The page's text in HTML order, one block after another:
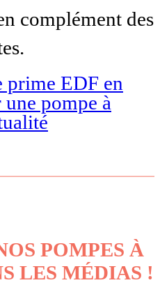
complément des
prime EDF en
pompe à
POMPES À
LES MÉDIAS !